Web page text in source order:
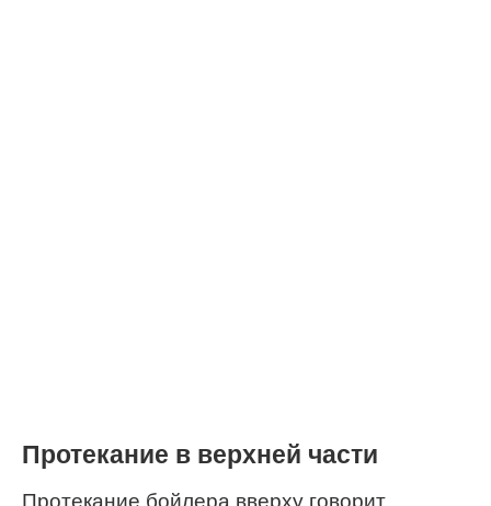
Протекание в верхней части
Протекание бойлера вверху говорит